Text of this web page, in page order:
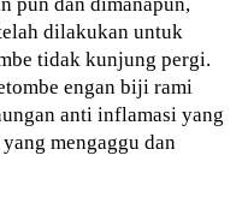
dilakukan untuk
tidak kunjung pergi.
engan biji rami
anti inflamasi yang
mengaggu dan